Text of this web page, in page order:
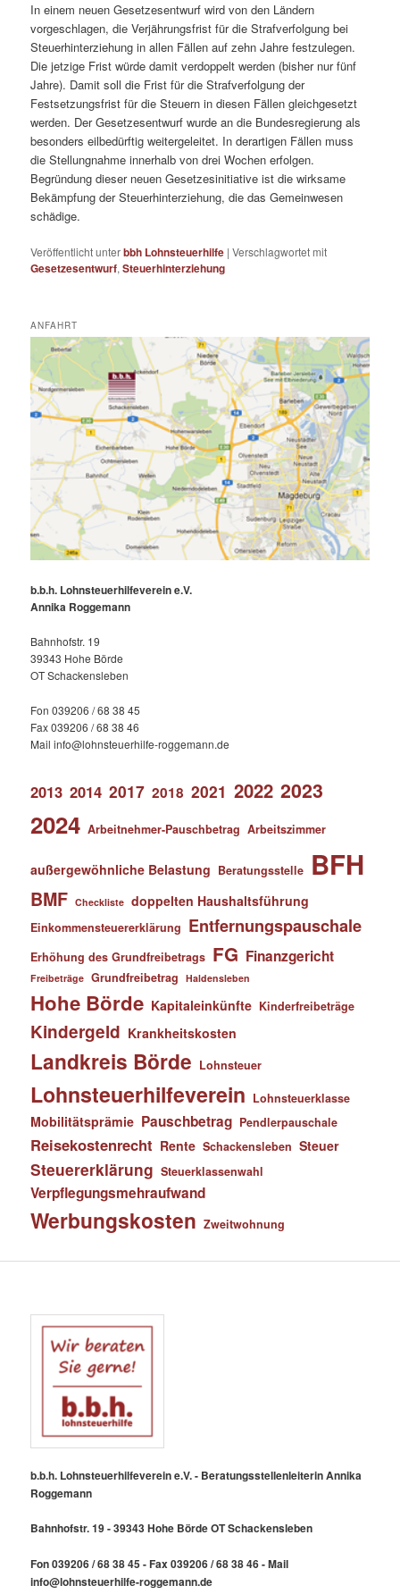
In einem neuen Gesetzesentwurf wird von den Ländern
vorgeschlagen, die Verjährungsfrist für die Strafverfolgung bei
Steuerhinterziehung in allen Fällen auf zehn Jahre festzulegen.
Die jetzige Frist würde damit verdoppelt werden (bisher nur fünf
Jahre). Damit soll die Frist für die Strafverfolgung der
Festsetzungsfrist für die Steuern in diesen Fällen gleichgesetzt
werden. Der Gesetzesentwurf wurde an die Bundesregierung als
besonders eilbedürftig weitergeleitet. In derartigen Fällen muss
die Stellungnahme innerhalb von drei Wochen erfolgen.
Begründung dieser neuen Gesetzesinitiative ist die wirksame
Bekämpfung der Steuerhinterziehung, die das Gemeinwesen
schädige.
Veröffentlicht unterbbh Lohnsteuerhilfe |Verschlagwortet mit
Gesetzesentwurf,Steuerhinterziehung
ANFAHRT
b.b.h. Lohnsteuerhilfeverein e.V.
Annika Roggemann
Bahnhofstr. 19
39343 Hohe Börde
OT Schackensleben
Fon 039206 / 68 38 45
Fax 039206 / 68 38 46
Mail info@lohnsteuerhilfe-roggemann.de
2013 2014 2017 2018 2021 2022 2023
2024 Arbeitnehmer-Pauschbetrag Arbeitszimmer
außergewöhnliche Belastung Beratungsstelle BFH
BMF Checkliste doppelten Haushaltsführung
Einkommensteuererklärung Entfernungspauschale
Erhöhung des Grundfreibetrags FG Finanzgericht
Freibeträge Grundfreibetrag Haldensleben
Hohe Börde Kapitaleinkünfte Kinderfreibeträge
Kindergeld Krankheitskosten
Landkreis Börde Lohnsteuer
Lohnsteuerhilfeverein Lohnsteuerklasse
Mobilitätsprämie Pauschbetrag Pendlerpauschale
Reisekostenrecht Rente Schackensleben Steuer
Steuererklärung Steuerklassenwahl
Verpflegungsmehraufwand
Werbungskosten Zweitwohnung
b.b.h. Lohnsteuerhilfeverein e.V. - Beratungsstellenleiterin Annika
Roggemann
Bahnhofstr. 19 - 39343 Hohe Börde OT Schackensleben
Fon 039206 / 68 38 45 - Fax 039206 / 68 38 46 - Mail
info@lohnsteuerhilfe-roggemann.de